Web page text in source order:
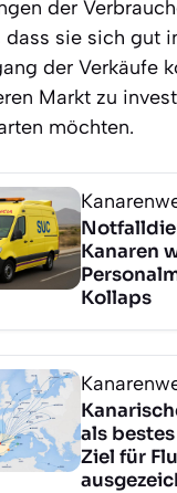
der
sie sich gut
der Verkäufe
Markt zu
möchten.
Kanaren
Kollaps
als
Ziel für